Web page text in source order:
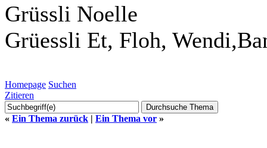
Grüssli Noelle
Grüessli Et, Floh,
Homepage Suchen
Zitieren
« Ein Thema zurück | Ein Thema vor »